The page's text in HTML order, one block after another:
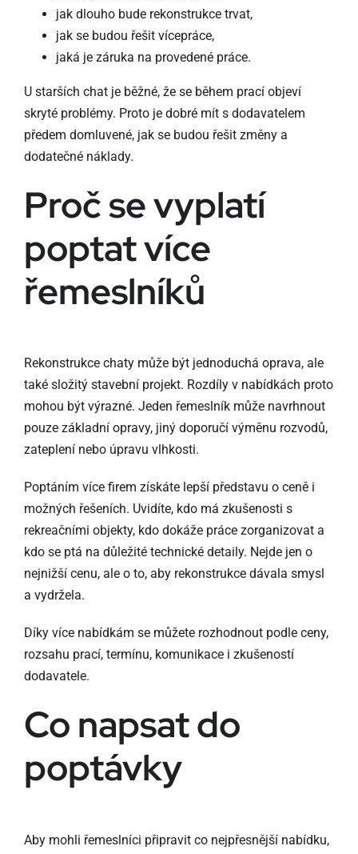
jak dlouho bude rekonstrukce trvat,
jak se budou řešit vícepráce,
jaká je záruka na provedené práce.
U starších chat je běžné, že se během prací objeví
skryté problémy. Proto je dobré mít s dodavatelem
předem domluvené, jak se budou řešit změny a
dodatečné náklady.
Proč se vyplatí
poptat více
řemeslníků
Rekonstrukce chaty může být jednoduchá oprava, ale
také složitý stavební projekt. Rozdíly v nabídkách proto
mohou být výrazné. Jeden řemeslník může navrhnout
pouze základní opravy, jiný doporučí výměnu rozvodů,
zateplení nebo úpravu vlhkosti.
Poptáním více firem získáte lepší představu o ceně i
možných řešeních. Uvidíte, kdo má zkušenosti s
rekreačními objekty, kdo dokáže práce zorganizovat a
kdo se ptá na důležité technické detaily. Nejde jen o
nejnižší cenu, ale o to, aby rekonstrukce dávala smysl
a vydržela.
Díky více nabídkám se můžete rozhodnout podle ceny,
rozsahu prací, termínu, komunikace i zkušeností
dodavatele.
Co napsat do
poptávky
Aby mohli řemeslníci připravit co nejpřesnější nabídku,